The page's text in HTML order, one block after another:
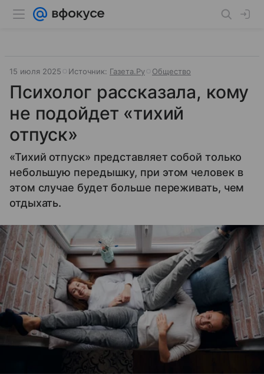
15 июля 2025 Источник: Газета.Ру Общество
Психолог рассказала, кому
не подойдет «тихий
отпуск»
«Тихий отпуск» представляет собой только
небольшую передышку, при этом человек в
этом случае будет больше переживать, чем
отдыхать.